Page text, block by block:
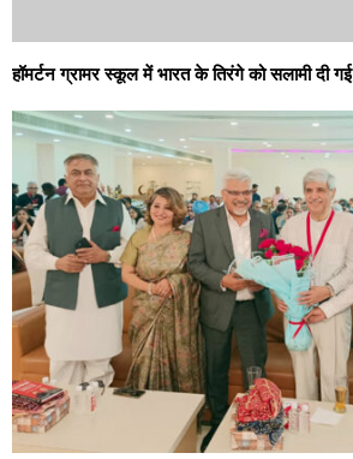
हॉमर्टन ग्रामर स्कूल में भारत के तिरंगे को सलामी दी गई